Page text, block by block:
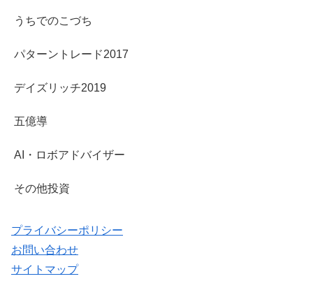
うちでのこづち
パターントレード2017
デイズリッチ2019
五億導
AI・ロボアドバイザー
その他投資
プライバシーポリシー
お問い合わせ
サイトマップ